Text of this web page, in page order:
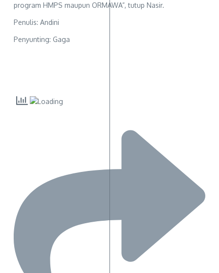
program HMPS maupun ORMAWA”, tutup Nasir.
Penulis: Andini
Penyunting: Gaga